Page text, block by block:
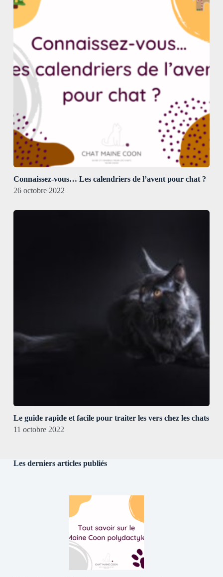
Connaissez-vous… Les calendriers de l’avent pour chat ?
26 octobre 2022
Le guide rapide et facile pour traiter les vers chez les chats
11 octobre 2022
Les derniers articles publiés